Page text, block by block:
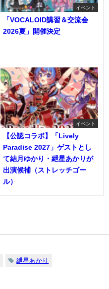
イベント
「VOCALOID講習＆交流会
2026夏」開催決定
イベント
【公認コラボ】「Lively
Paradise 2027」ゲストとし
て結月ゆかり・紲星あかりが
出演候補（ストレッチゴー
ル）
紲星あかり